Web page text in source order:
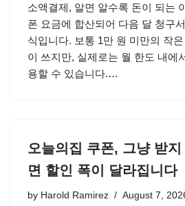
소액결제, 알면 알수록 돈이 되는
폰 요금에 합산되어 다음 달 청구
식입니다. 보통 1만 원 미만의 작
이 쓰지만, 실제로는 월 한도 내에
용할 수 있습니다.…
오늘의집 쿠폰, 그냥 받
면 할인 폭이 달라집니다
by Harold Ramirez August 7,